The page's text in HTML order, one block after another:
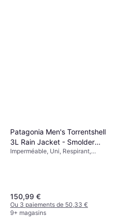
Patagonia Men's Torrentshell
3L Rain Jacket - Smolder
Blue
Imperméable, Uni, Respirant,
150,99 €
Ou 3 paiements de 50,33 €
9+ magasins